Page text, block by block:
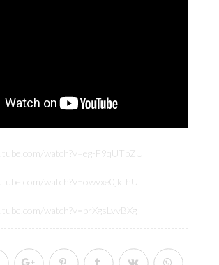
watch?v=eg-F9qUTbZU
watch?v=owvxe0jkthU
watch?v=brXgsLvvBXg